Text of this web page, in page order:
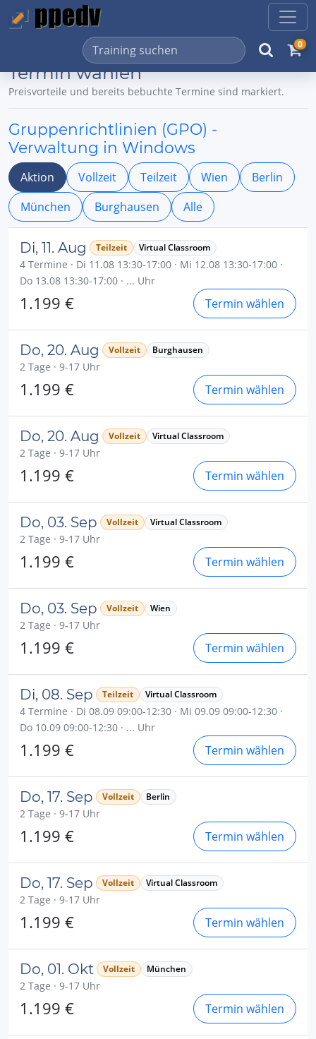
0
Termin wählen
Preisvorteile und bereits bebuchte Termine sind markiert.
Gruppenrichtlinien (GPO) -
Verwaltung in Windows
Aktion Vollzeit Teilzeit Wien
Berlin
München
Burghausen Alle
Di, 11. Aug Teilzeit Virtual Classroom
4 Termine · Di 11.08 13:30-17:00 · Mi 12.08 13:30-17:00 ·
Do 13.08 13:30-17:00 · ... Uhr
1.199 € Termin wählen
Do, 20. Aug Vollzeit Burghausen
2 Tage · 9-17 Uhr
1.199 € Termin wählen
Do, 20. Aug Vollzeit Virtual Classroom
2 Tage · 9-17 Uhr
1.199 € Termin wählen
Do, 03. Sep Vollzeit Virtual Classroom
2 Tage · 9-17 Uhr
1.199 € Termin wählen
Do, 03. Sep Vollzeit Wien
2 Tage · 9-17 Uhr
1.199 € Termin wählen
Di, 08. Sep Teilzeit Virtual Classroom
4 Termine · Di 08.09 09:00-12:30 · Mi 09.09 09:00-12:30 ·
Do 10.09 09:00-12:30 · ... Uhr
1.199 € Termin wählen
Do, 17. Sep Vollzeit Berlin
2 Tage · 9-17 Uhr
1.199 € Termin wählen
Do, 17. Sep Vollzeit Virtual Classroom
2 Tage · 9-17 Uhr
1.199 € Termin wählen
Do, 01. Okt Vollzeit München
2 Tage · 9-17 Uhr
1.199 € Termin wählen